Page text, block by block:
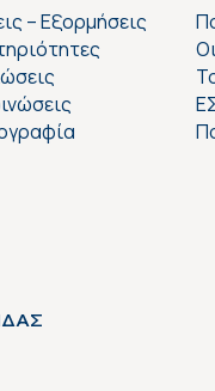
– Εξορμήσεις